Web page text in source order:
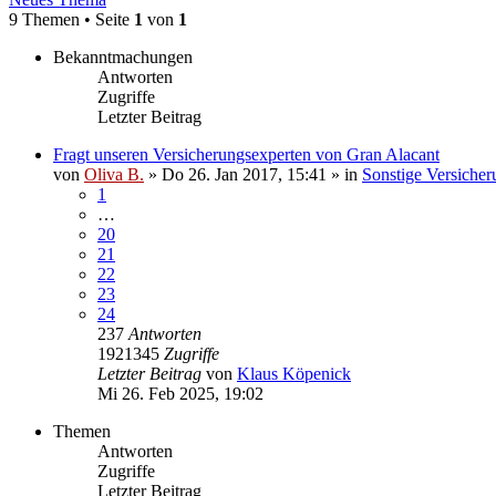
9 Themen • Seite 1 von 1
Bekanntmachungen
Antworten
Zugriffe
Letzter Beitrag
Fragt unseren Versicherungsexperten von Gran Alacant
von Oliva B. » Do 26. Jan 2017, 15:41 » in Sonstige
1
…
20
21
22
23
24
237 Antworten
1921345 Zugriffe
Letzter Beitrag von Klaus Köpenick
Mi 26. Feb 2025, 19:02
Themen
Antworten
Zugriffe
Letzter Beitrag